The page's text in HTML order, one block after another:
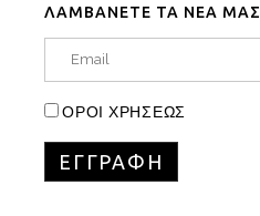
ΛΑΜΒΑΝΕΤΕ ΤΑ ΝΕΑ ΜΑΣ
ΟΡΟΙ ΧΡΗΣΕΩΣ